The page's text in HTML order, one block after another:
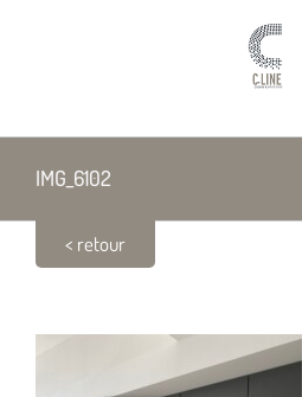
IMG_6102
< retour